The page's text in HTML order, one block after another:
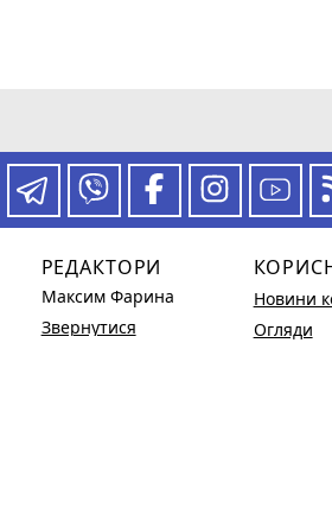
РЕДАКТОРИ
Максим Фарина
Звернутися
Новини
Огляди